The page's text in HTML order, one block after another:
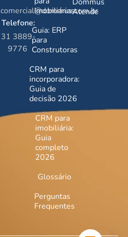
comercial@dommus.com.br
Telefone:
31 3889-
9776
Imobiliárias
Guia: ERP
para
Construtoras
CRM para
incorporadora:
Guia de
decisão 2026
CRM para
imobiliária:
Guia
completo
2026
Glossário
Perguntas
Frequentes
Dommus
Atende